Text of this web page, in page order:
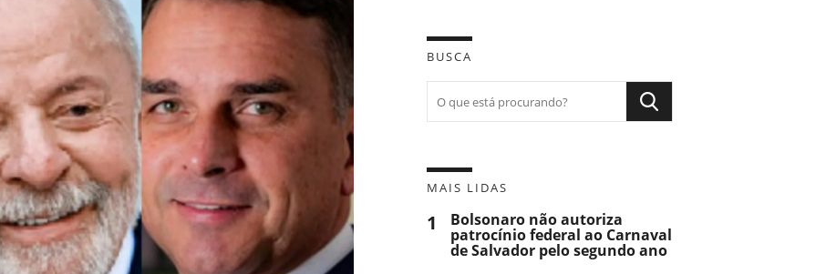
BUSCA
MAIS LIDAS
1 Bolsonaro não autoriza
patrocínio federal ao Carnaval
de Salvador pelo segundo ano